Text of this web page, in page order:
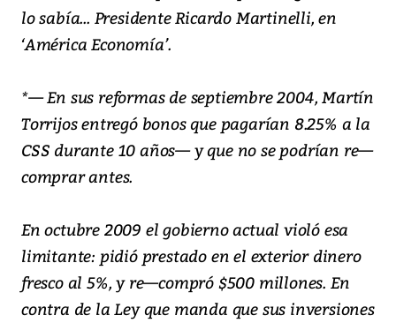
lo sabía... Presidente Ricardo Martinelli, en
‘América Economía’.
*— En sus reformas de septiembre 2004, Martín
Torrijos entregó bonos que pagarían 8.25% a la
CSS durante 10 años— y que no se podrían re—
comprar antes.
En octubre 2009 el gobierno actual violó esa
limitante: pidió prestado en el exterior dinero
fresco al 5%, y re—compró $500 millones. En
contra de la Ley que manda que sus inversiones